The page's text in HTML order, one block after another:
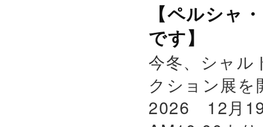
【ペルシャ
です】
今冬、シャル
クション展
2026 12月19